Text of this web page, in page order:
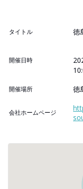
タイトル 徳
開催日時
開催場所 徳
会社ホームページ